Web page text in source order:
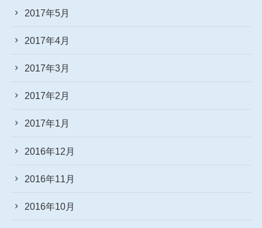
2017年5月
2017年4月
2017年3月
2017年2月
2017年1月
2016年12月
2016年11月
2016年10月